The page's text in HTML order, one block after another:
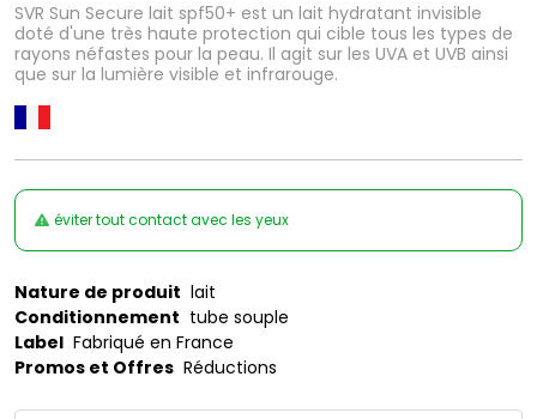
SVR Sun Secure lait spf50+ est un lait hydratant invisible
doté d'une très haute protection qui cible tous les types de
rayons néfastes pour la peau. Il agit sur les UVA et UVB ainsi
que sur la lumière visible et infrarouge.
éviter tout contact avec les yeux
Nature de produit lait
Conditionnement tube souple
Label Fabriqué en France
Promos et Offres Réductions